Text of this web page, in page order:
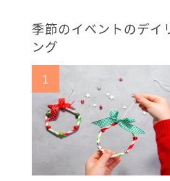
季節のイベントのデイ
ング